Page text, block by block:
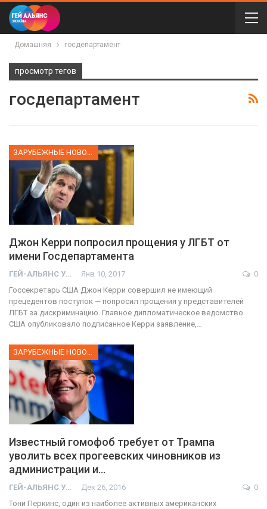
Домашняя госдепартамент
просмотр тегов
госдепартамент
Джон Керри попросил прощения у ЛГБТ от
имени Госдепартамента
ГЕЙ-АЛЬЯНС УКРАИНА Янв 10, 2017
0
Госсекретарь США Джон Керри совершил не имеющий
прецедентов поступок — попросил прощения у представителей
ЛГБТ за дискриминацию. Главное дипломатическое ведомство
США опубликовало подписанное Керри заявление,…
ЗАРУБЕЖНЫЕ НОВОСТИ
Известный гомофоб требует от Трампа
уволить всех прогеевских чиновников из
администрации и…
ГЕЙ-АЛЬЯНС УКРАИНА Дек 26, 2016
0
Тони Перкинс, один из наиболее активных американских